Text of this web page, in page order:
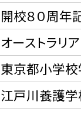
開校８０周年
オーストラリ
東京都小学校
江戸川養護学